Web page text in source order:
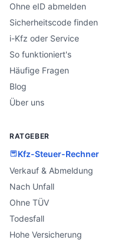
Ohne eID abmelden
Sicherheitscode finden
i-Kfz oder Service
So funktioniert's
Häufige Fragen
Blog
Über uns
RATGEBER
Kfz-Steuer-Rechner
Verkauf & Abmeldung
Nach Unfall
Ohne TÜV
Todesfall
Hohe Versicherung